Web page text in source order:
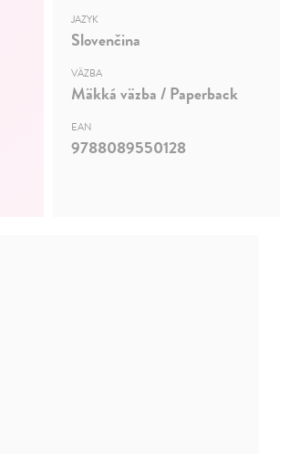
JAZYK
Slovenčina
VÄZBA
Mäkká väzba / Paperback
EAN
9788089550128